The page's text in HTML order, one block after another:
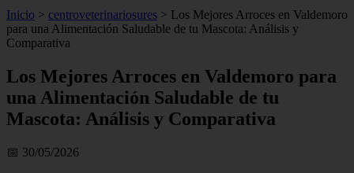
Inicio > centroveterinariosures > Los Mejores Arroces en Valdemoro
para una Alimentación Saludable de tu Mascota: Análisis y
Comparativa
Los Mejores Arroces en Valdemoro para
una Alimentación Saludable de tu
Mascota: Análisis y Comparativa
📅 30/05/2026